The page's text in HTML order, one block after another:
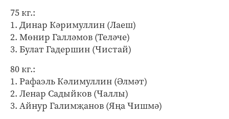
75 кг.:
1. Динар Кәримуллин (Лаеш)
2. Мөнир Галләмов (Теләче)
3. Булат Гадершин (Чистай)
80 кг.:
1. Рафаэль Кәлимуллин (Әлмәт)
2. Ленар Садыйков (Чаллы)
3. Айнур Галимҗанов (Яңа Чишмә)